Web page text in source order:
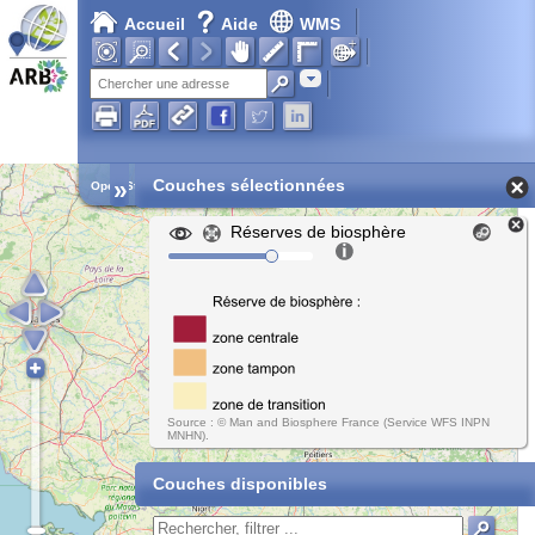
Accueil Aide WMS
Adresse
Chargement en cours...
Open Street Map
» Couches sélectionnées
Réserves de biosphère
Source : © Man and Biosphere France (Service WFS INPN
MNHN).
Couches disponibles